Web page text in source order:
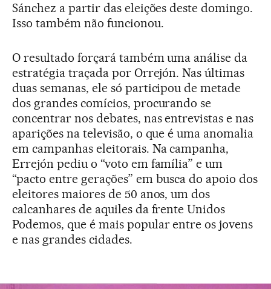
Sánchez a partir das eleições deste domingo.
Isso também não funcionou.
O resultado forçará também uma análise da
estratégia traçada por Orrejón. Nas últimas
duas semanas, ele só participou de metade
dos grandes comícios, procurando se
concentrar nos debates, nas entrevistas e nas
aparições na televisão, o que é uma anomalia
em campanhas eleitorais. Na campanha,
Errejón pediu o “voto em família” e um
“pacto entre gerações” em busca do apoio dos
eleitores maiores de 50 anos, um dos
calcanhares de aquiles da frente Unidos
Podemos, que é mais popular entre os jovens
e nas grandes cidades.